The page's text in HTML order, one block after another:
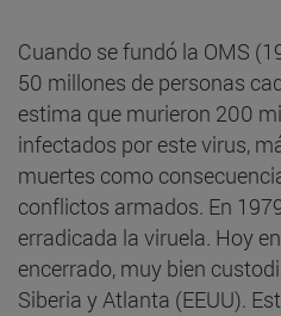
Cuando se fundó la OMS
50 millones de personas
estima que murieron 200
infectados por este virus,
muertes como
conflictos armados. En
erradicada la viruela. Hoy
encerrado, muy bien
Siberia y Atlanta (EEUU).